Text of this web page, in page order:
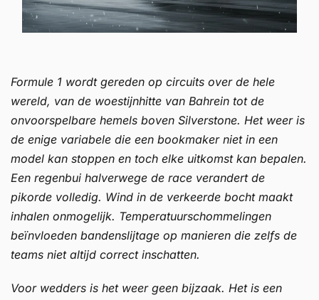
Formule 1 wordt gereden op circuits over de hele
wereld, van de woestijnhitte van Bahrein tot de
onvoorspelbare hemels boven Silverstone. Het weer is
de enige variabele die een bookmaker niet in een
model kan stoppen en toch elke uitkomst kan bepalen.
Een regenbui halverwege de race verandert de
pikorde volledig. Wind in de verkeerde bocht maakt
inhalen onmogelijk. Temperatuurschommelingen
beïnvloeden bandenslijtage op manieren die zelfs de
teams niet altijd correct inschatten.
Voor wedders is het weer geen bijzaak. Het is een